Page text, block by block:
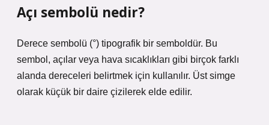
Açı sembolü nedir?
Derece sembolü (°) tipografik bir semboldür. Bu
sembol, açılar veya hava sıcaklıkları gibi birçok farklı
alanda dereceleri belirtmek için kullanılır. Üst simge
olarak küçük bir daire çizilerek elde edilir.